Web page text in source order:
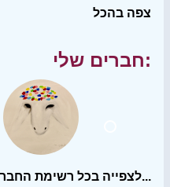
צפה בהכל
חברים שלי:
לצפייה בכל רשימת החברים שלי...